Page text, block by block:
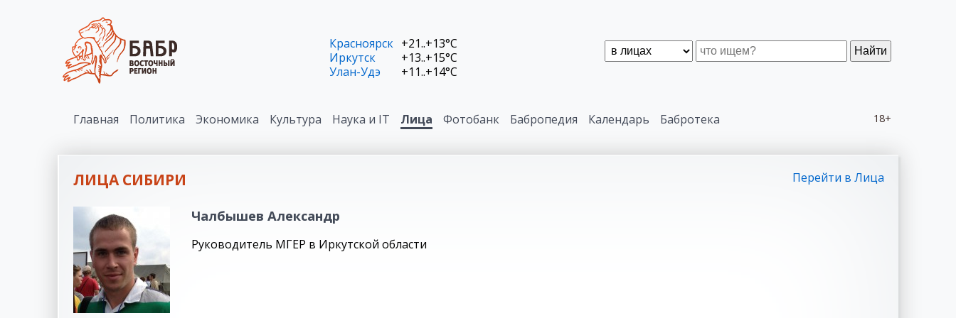
Найти
Красноярск +21..+13°C
Иркутск
+13..+15°C
Улан-Удэ
+11..+14°C
18+
Главная Политика Экономика Культура Наука и IT Лица Фотобанк Бабропедия Календарь Бабротека
ЛИЦА СИБИРИ Перейти в Лица
Чалбышев Александр
Руководитель МГЕР в Иркутской области